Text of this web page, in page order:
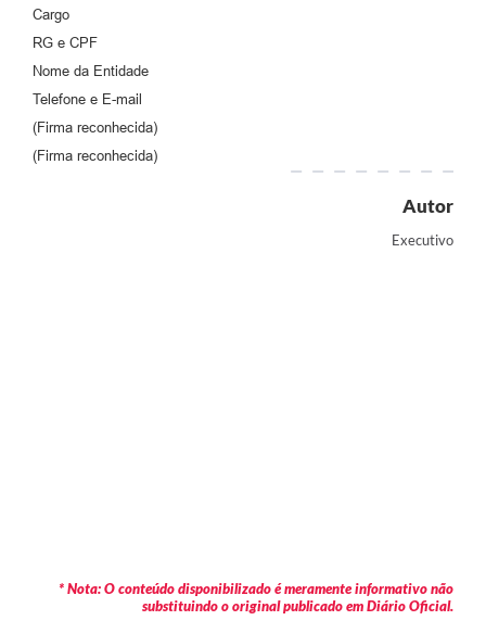
Cargo
RG e CPF
Nome da Entidade
Telefone e E-mail
(Firma reconhecida)
(Firma reconhecida)
Autor
Executivo
* Nota: O conteúdo disponibilizado é meramente informativo não
substituindo o original publicado em Diário Oficial.